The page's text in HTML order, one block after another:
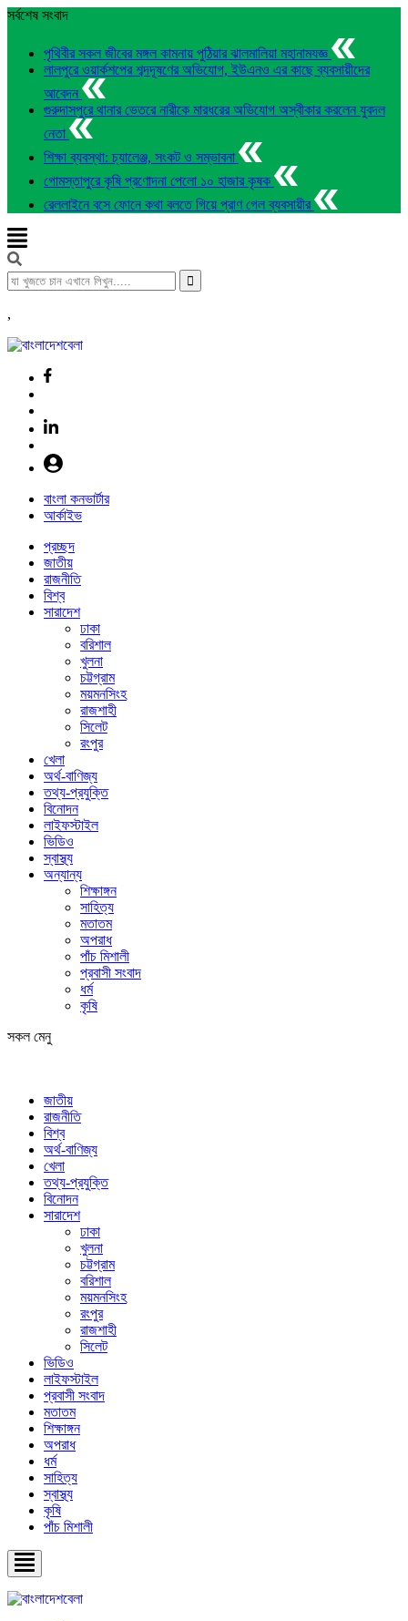
সর্বশেষ সংবাদ
পৃথিবীর সকল জীবের মঙ্গল কামনায় পুঠিয়ার ঝালমালিয়া মহানামযজ্ঞ
লালপুরে ওয়ার্কশপের শব্দদূষণের অভিযোগ, ইউএনও এর কাছে ব্যবসায়ীদের
আবেদন
গুরুদাসপুরে থানার ভেতরে নারীকে মারধরের অভিযোগ অস্বীকার করলেন যুবদল
নেতা
শিক্ষা ব্যবস্থা: চ্যালেঞ্জ, সংকট ও সম্ভাবনা
গোমস্তাপুরে কৃষি প্রণোদনা পেলো ১০ হাজার কৃষক
রেললাইনে বসে ফোনে কথা বলতে গিয়ে প্রাণ গেল ব্যবসায়ীর
,
বাংলা কনভার্টার
আর্কাইভ
প্রচ্ছদ
জাতীয়
রাজনীতি
বিশ্ব
সারাদেশ
ঢাকা
বরিশাল
খুলনা
চট্টগ্রাম
ময়মনসিংহ
রাজশাহী
সিলেট
রংপুর
খেলা
অর্থ-বাণিজ্য
তথ্য-প্রযুক্তি
বিনোদন
লাইফস্টাইল
ভিডিও
স্বাস্থ্য
অন্যান্য
শিক্ষাঙ্গন
সাহিত্য
মতাতম
অপরাধ
পাঁচ মিশালী
প্রবাসী সংবাদ
ধর্ম
কৃষি
সকল মেনু
জাতীয়
রাজনীতি
বিশ্ব
অর্থ-বাণিজ্য
খেলা
তথ্য-প্রযুক্তি
বিনোদন
সারাদেশ
ঢাকা
খুলনা
চট্টগ্রাম
বরিশাল
ময়মনসিংহ
রংপুর
রাজশাহী
সিলেট
ভিডিও
লাইফস্টাইল
প্রবাসী সংবাদ
মতাতম
শিক্ষাঙ্গন
অপরাধ
ধর্ম
সাহিত্য
স্বাস্থ্য
কৃষি
পাঁচ মিশালী